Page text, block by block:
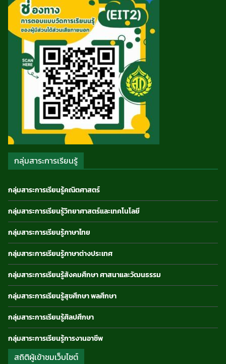
กลุ่มสาระการเรียนรู้
กลุ่มสาระการเรียนรู้คณิตศาสตร์
กลุ่มสาระการเรียนรู้วิทยาศาสตร์และเทคโนโลยี
กลุ่มสาระการเรียนรู้ภาษาไทย
กลุ่มสาระการเรียนรู้ภาษาต่างประเทศ
กลุ่มสาระการเรียนรู้สังคมศึกษา ศาสนาและวัฒนธรรม
กลุ่มสาระการเรียนรู้สุขศึกษา พลศึกษา
กลุ่มสาระการเรียนรู้ศิลปศึกษา
กลุ่มสาระการเรียนรู้การงานอาชีพ
สถิติผู้เข้าชมเว็บไซต์